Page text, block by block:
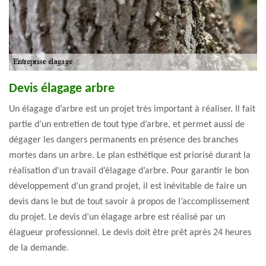
Devis élagage arbre
Un élagage d’arbre est un projet très important à réaliser. Il fait
partie d’un entretien de tout type d’arbre, et permet aussi de
dégager les dangers permanents en présence des branches
mortes dans un arbre. Le plan esthétique est priorisé durant la
réalisation d’un travail d’élagage d’arbre. Pour garantir le bon
développement d’un grand projet, il est inévitable de faire un
devis dans le but de tout savoir à propos de l’accomplissement
du projet. Le devis d’un élagage arbre est réalisé par un
élagueur professionnel. Le devis doit être prêt après 24 heures
de la demande.